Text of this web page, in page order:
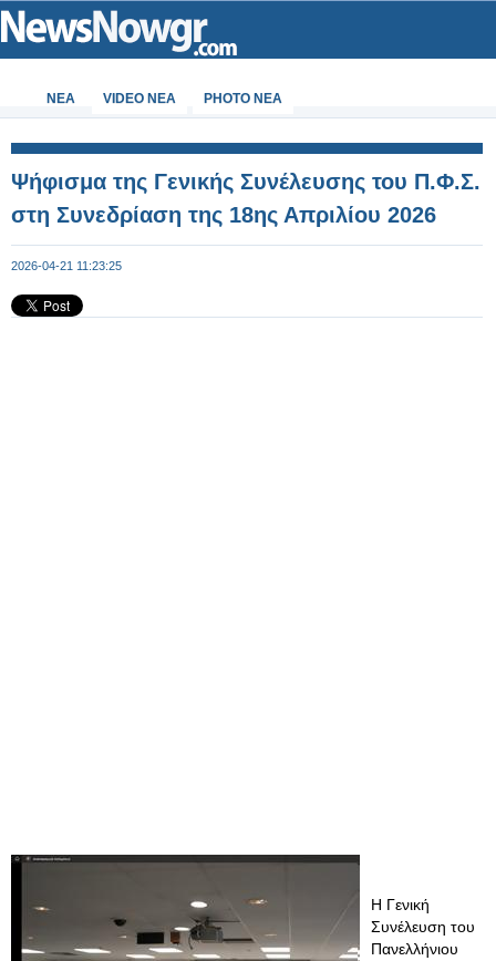
ΝΕΑ VIDEO NEA PHOTO NEA
Ψήφισμα της Γενικής Συνέλευσης του Π.Φ.Σ.
στη Συνεδρίαση της 18ης Απριλίου 2026
2026-04-21 11:23:25
Η Γενική
Συνέλευση του
Πανελλήνιου